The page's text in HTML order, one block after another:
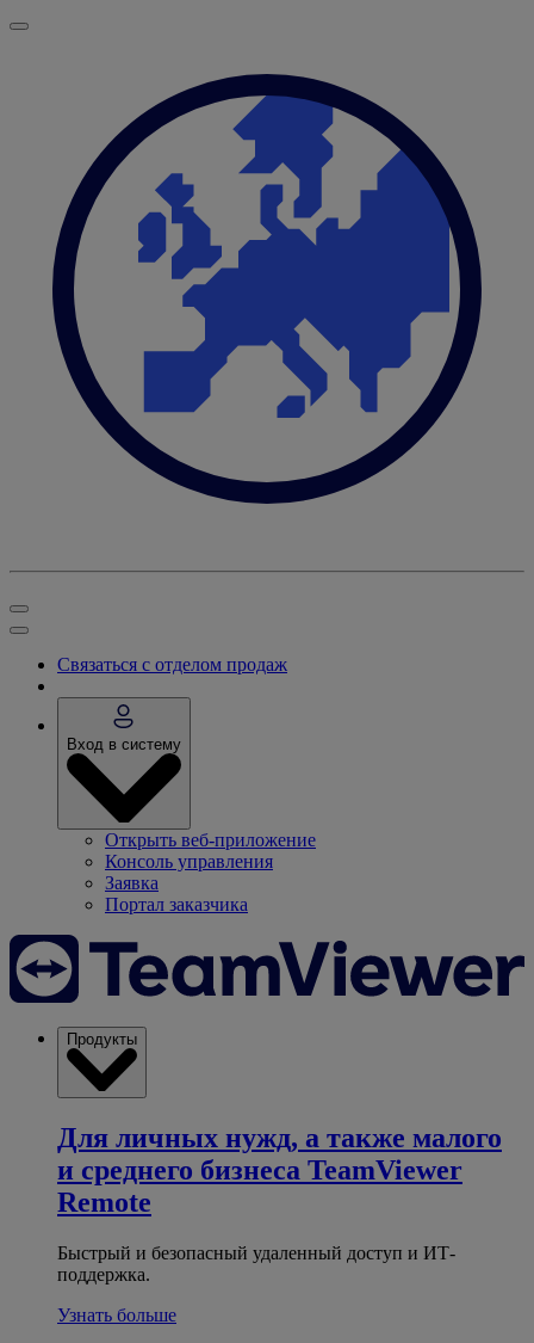
Связаться с отделом продаж
Вход в систему
Открыть веб-приложение
Консоль управления
Заявка
Портал заказчика
Продукты
Для личных нужд, а также малого
и среднего бизнеса TeamViewer
Remote
Быстрый и безопасный удаленный доступ и ИТ-
поддержка.
Узнать больше